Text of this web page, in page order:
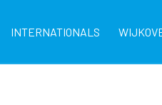
INTERNATIONALS